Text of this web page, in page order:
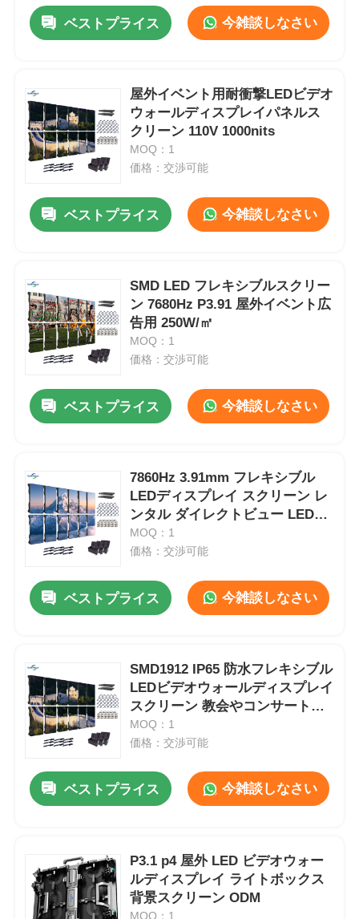
製品
動画
VRショー
工場見学
お問い合わせ
ニュース
ケース
ベストプライス 今雑談しなさい
屋外イベント用耐衝撃LEDビデオ
ウォールディスプレイパネルス
クリーン 110V 1000nits
MOQ：1
価格：交渉可能
ベストプライス 今雑談しなさい
SMD LED フレキシブルスクリー
ン 7680Hz P3.91 屋外イベント広
告用 250W/㎡
MOQ：1
価格：交渉可能
ベストプライス 今雑談しなさい
7860Hz 3.91mm フレキシブル
LEDディスプレイ スクリーン レ
ンタル ダイレクトビュー LEDビ
デオウォール
MOQ：1
価格：交渉可能
ベストプライス 今雑談しなさい
SMD1912 IP65 防水フレキシブル
LEDビデオウォールディスプレイ
スクリーン 教会やコンサートイ
ベント用
MOQ：1
価格：交渉可能
ベストプライス 今雑談しなさい
P3.1 p4 屋外 LED ビデオウォー
ルディスプレイ ライトボックス
背景スクリーン ODM
MOQ：1